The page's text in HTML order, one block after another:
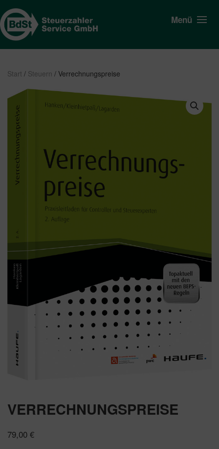
Menü
Start / Steuern / Verrechnungspreise
VERRECHNUNGSPREISE
79,00 €